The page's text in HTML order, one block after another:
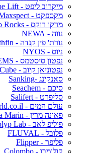
מיקרוב ליפט - Microbe Lift
מקספקט - Maxspect
מרקו רוקס - Marco Rocks
נווה - NEWA
נורת' פין קנדה - Northfin
ניוס - NYOS
נפטון סיסטמס - NEPTUNE SYSTEMS
נפטוניאן קיוב - Neptunian Cube
סאנקינג -Sanking
סיכם - Seachem
סליפרט - Salifert
עולם המים - AquaWorld.co.il
פאונה מרין - Fauna Marin
פוליפ לאב - Polyp Lab
פלובל - FLUVAL
פליפר - Flipper
קולומבו - Colombo